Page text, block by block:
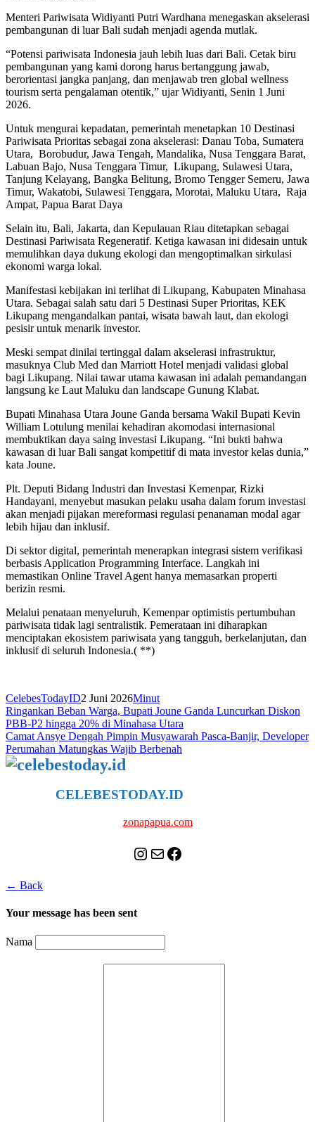
Menteri Pariwisata Widiyanti Putri Wardhana menegaskan akselerasi
pembangunan di luar Bali sudah menjadi agenda mutlak.
“Potensi pariwisata Indonesia jauh lebih luas dari Bali. Cetak biru
pembangunan yang kami dorong harus bertanggung jawab,
berorientasi jangka panjang, dan menjawab tren global wellness
tourism serta pengalaman otentik,” ujar Widiyanti, Senin 1 Juni
2026.
Untuk mengurai kepadatan, pemerintah menetapkan 10 Destinasi
Pariwisata Prioritas sebagai zona akselerasi: Danau Toba, Sumatera
Utara, Borobudur, Jawa Tengah, Mandalika, Nusa Tenggara Barat,
Labuan Bajo, Nusa Tenggara Timur, Likupang, Sulawesi Utara,
Tanjung Kelayang, Bangka Belitung, Bromo Tengger Semeru, Jawa
Timur, Wakatobi, Sulawesi Tenggara, Morotai, Maluku Utara, Raja
Ampat, Papua Barat Daya
Selain itu, Bali, Jakarta, dan Kepulauan Riau ditetapkan sebagai
Destinasi Pariwisata Regeneratif. Ketiga kawasan ini didesain untuk
memulihkan daya dukung ekologi dan mengoptimalkan sirkulasi
ekonomi warga lokal.
Manifestasi kebijakan ini terlihat di Likupang, Kabupaten Minahasa
Utara. Sebagai salah satu dari 5 Destinasi Super Prioritas, KEK
Likupang mengandalkan pantai, wisata bawah laut, dan ekologi
pesisir untuk menarik investor.
Meski sempat dinilai tertinggal dalam akselerasi infrastruktur,
masuknya Club Med dan Marriott Hotel menjadi validasi global
bagi Likupang. Nilai tawar utama kawasan ini adalah pemandangan
langsung ke Laut Maluku dan landscape Gunung Klabat.
Bupati Minahasa Utara Joune Ganda bersama Wakil Bupati Kevin
William Lotulung menilai kehadiran akomodasi internasional
membuktikan daya saing investasi Likupang. “Ini bukti bahwa
kawasan di luar Bali sangat kompetitif di mata investor kelas dunia,”
kata Joune.
Plt. Deputi Bidang Industri dan Investasi Kemenpar, Rizki
Handayani, menyebut masukan pelaku usaha dalam forum investasi
akan menjadi pijakan mereformasi regulasi penanaman modal agar
lebih hijau dan inklusif.
Di sektor digital, pemerintah menerapkan integrasi sistem verifikasi
berbasis Application Programming Interface. Langkah ini
memastikan Online Travel Agent hanya memasarkan properti
berizin resmi.
Melalui penataan menyeluruh, Kemenpar optimistis pertumbuhan
pariwisata tidak lagi sentralistik. Pemerataan ini diharapkan
menciptakan ekosistem pariwisata yang tangguh, berkelanjutan, dan
inklusif di seluruh Indonesia.( **)
CelebesTodayID2 Juni 2026Minut
Navigasi
pos
Ringankan Beban Warga, Bupati Joune Ganda Luncurkan Diskon
PBB-P2 hingga 20% di Minahasa Utara
Camat Ansye Dengah Pimpin Musyawarah Pasca-Banjir, Developer
Perumahan Matungkas Wajib Berbenah
CELEBESTODAY.ID
zonapapua.com
Instagram
MailCelebes Today Social Media
← Back
Your message has been sent
Nama